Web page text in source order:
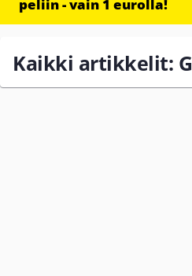
peliin - vain 1 eurolla!
Kaikki artikkelit: